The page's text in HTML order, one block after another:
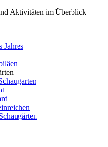
Aktivitäten im Überblick
Jahres